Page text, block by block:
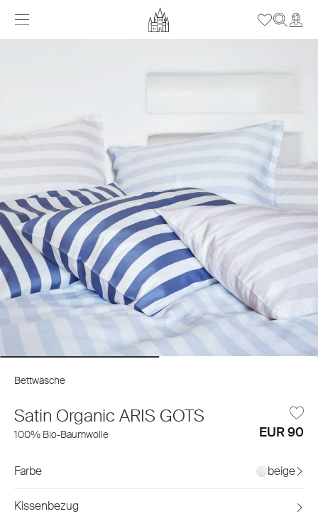
Bettwäsche
Satin Organic ARIS GOTS
100% Bio-Baumwolle EUR 90
Farbe beige
Kissenbezug